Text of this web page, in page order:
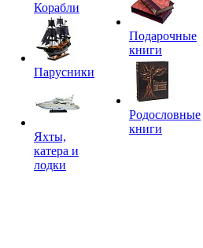
Корабли
Парусники
Яхты,
катера и
лодки
Подарочные
книги
Родословные
книги